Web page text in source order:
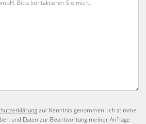
zur Kenntnis genommen. Ich stimme
und Daten zur Beantwortung meiner Anfrage